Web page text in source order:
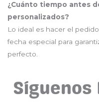
¿Cuánto tiempo antes
personalizados?
Lo ideal es hacer el
fecha especial para
perfecto.
Síguenos